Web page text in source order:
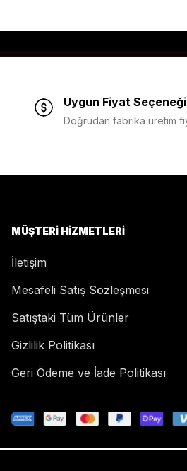
Uygun Fiyat Seçeneği
Doğrudan fabrika üretim
MÜŞTERI HIZMETLERI
İletişim
Mesafeli Satış Sözleşmesi
Satıştaki Tüm Ürünler
Gizlilik Politikası
Geri Ödeme ve İade Politikası